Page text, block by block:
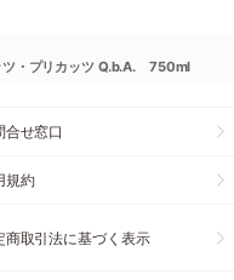
ツ・プリカッツ Q.b.A. 750ml
合せ窓口
規約
商取引法に基づく表示